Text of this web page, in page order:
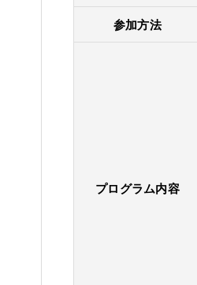
参加方法
プログラム内容